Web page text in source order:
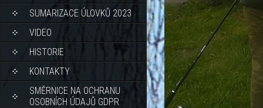
SUMARIZACE ÚLOVKŮ 2023
VIDEO
HISTORIE
KONTAKTY
SMĚRNICE NA OCHRANU
OSOBNÍCH ÚDAJŮ GDPR